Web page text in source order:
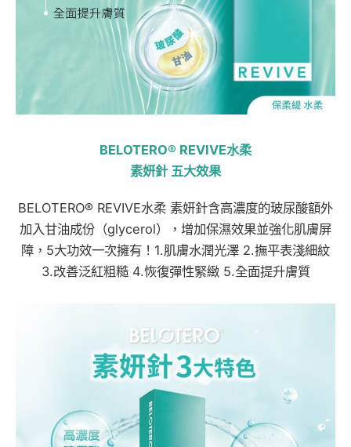
BELOTERO® REVIVE水柔
素妍針 五大效果
BELOTERO® REVIVE水柔 素妍針含高濃度的玻尿酸額外
加入甘油成份（glycerol），增加保濕效果並強化肌膚屏
障，5大功效一次擁有！1.肌膚水潤光澤 2.撫平表淺細紋
3.改善泛紅粗糙 4.恢復彈性緊緻 5.全面提升膚質